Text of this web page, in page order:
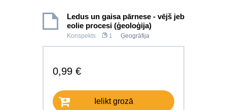
Ledus un gaisa pārnese - vējš jeb
eolie procesi (ģeoloģija)
Konspekts 1 Ģeogrāfija
0,99 €
Ielikt grozā